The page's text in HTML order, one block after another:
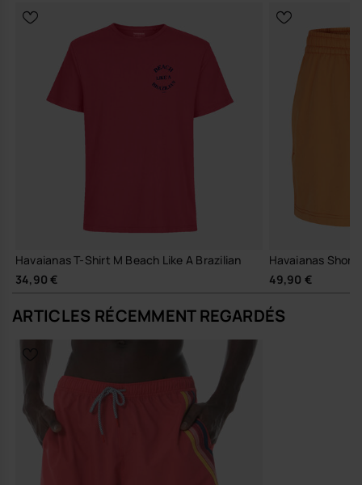
ensoleillées !
Achète en ligne sur www.havaianas-store.com, la boutique officielle
Havaianas en France, et fais passer ton style au niveau supérieur.
Havaianas T-Shirt M Beach Like A Brazilian
34,90 €
Havaianas Short
49,90 €
ARTICLES RÉCEMMENT REGARDÉS